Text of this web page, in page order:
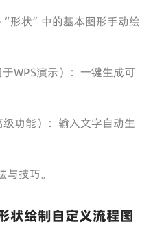
形状”中的基本图形手动绘
WPS演示）：一键生成可
级功能）：输入文字自动生
技巧。
状绘制自定义流程图